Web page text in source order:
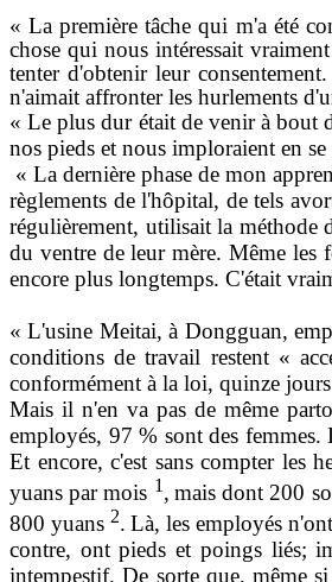
« La première tâche qui m'a été
chose qui nous inté­ressait
tenter d'obtenir leur
n'aimait affronter les hurlements
« Le plus dur était de venir à bout
nos pieds et nous imploraient en
« La dernière phase de mon
règlements de l'hôpital, de tels
régulièrement, utilisait la méthode
du ventre de leur mère. Même les
encore plus longtemps. C'était
« L'usine Meitai, à Dongguan,
conditions de travail restent «
conformément à la loi, quinze jours
Mais il n'en va pas de même
employés, 97 % sont des
Et encore, c'est sans compter les
yuans par mois 1 , mais dont 200
800 yuans 2. Là, les employés
contre, ont pieds et poings liés;
intempestif. De sorte que, même